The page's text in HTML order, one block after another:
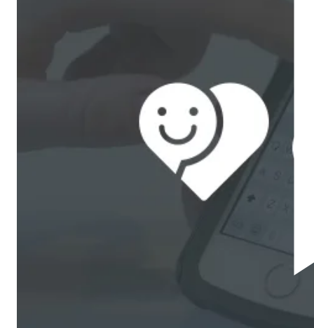
"Dialogue impacte la culture d'entreprise car
cela permet aux employeurs de démontrer
que le bien-être et la santé de leurs
employés est important pour eux"
Anna Chif, co-fondatrice de Dialogue
le bien-être en entreprise en offrant des consultations
et des soins accessibles lorsque les employés en ont